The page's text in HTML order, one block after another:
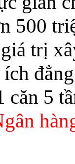
500
trị
5